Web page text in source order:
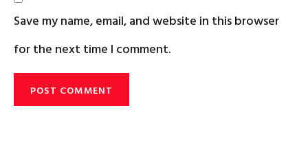
Save my name, email, and website in this browser
for the next time I comment.